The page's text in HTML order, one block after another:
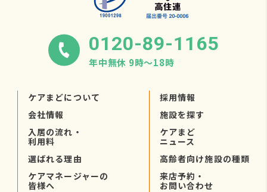
0120-89-1165
年中無休 9時〜18時
ケアまどについて
会社情報
入居の流れ・
利用料
選ばれる理由
ケアマネージャーの
皆様へ
採用情報
施設を探す
ケアまど
ニュース
高齢者向け施設の種類
来店予約・
お問い合わせ